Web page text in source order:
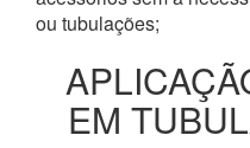
ou tubulações;
EM